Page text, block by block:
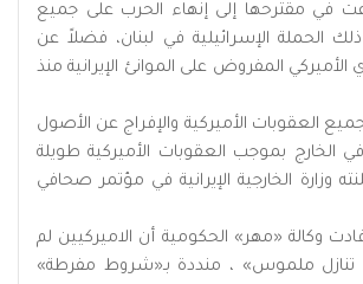
في مقترحها إلى إنهاء الحرب على جميع
الحملة الإسرائيلية في لبنان، فضلاً عن
المفروض على الموانئ الإيرانية منذ
العقوبات الأميركية والإفراج عن الأصول
في الخارج بموجب العقوبات الأميركية طويلة
وزارة الخارجية الإيرانية في مؤتمر صحافي
وكالة «مهر» الحكومية أن الاميركيين لم
تنازل ملموس» ، منددة بـ«شروط مفرطة»